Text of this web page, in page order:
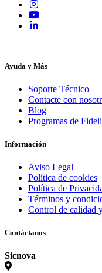
Ayuda y Más
Soporte Técnico
Contacte con
Blog
Programas de
Información
Aviso Legal
Política de cookies
Política de
Términos y
Control de calidad
Contáctanos
Sicnova